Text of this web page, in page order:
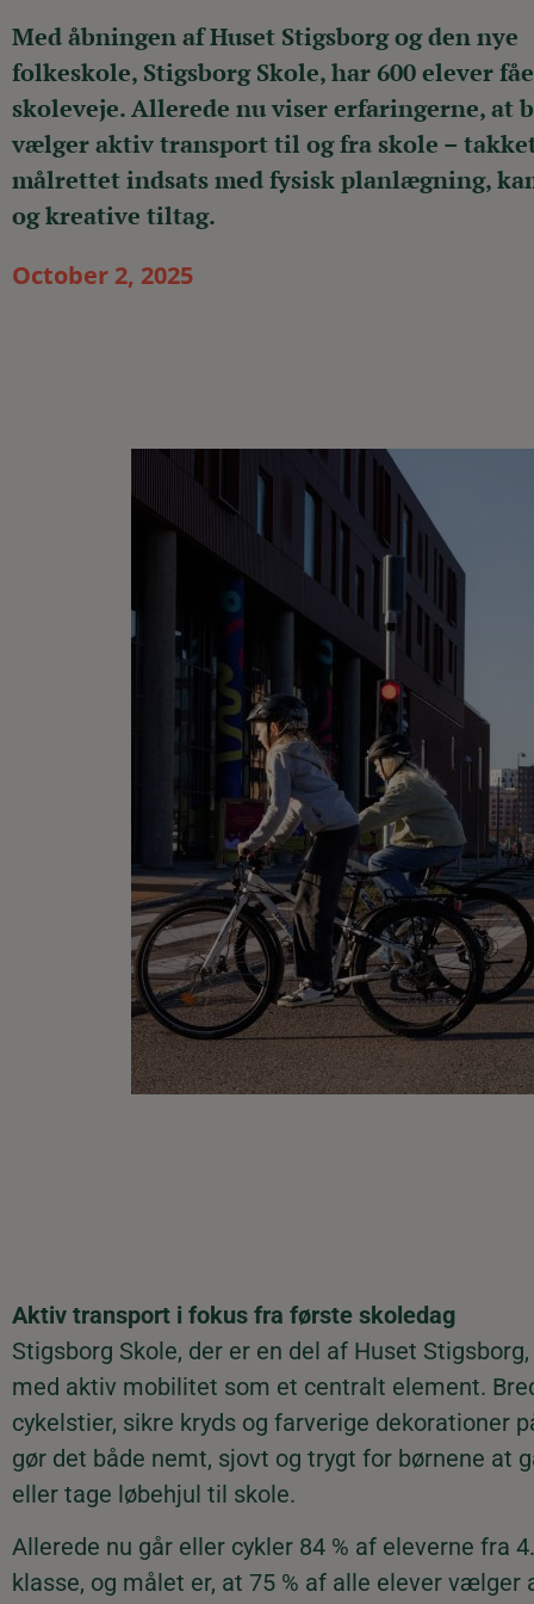
Med åbningen af Huset Stigsborg og den nye
folkeskole, Stigsborg Skole, har 600 elever
skoleveje. Allerede nu viser erfaringerne, at
vælger aktiv transport til og fra skole –
målrettet indsats med fysisk planlægning,
og kreative tiltag.
October 2, 2025
Aktiv transport i fokus fra første skoledag
Stigsborg Skole, der er en del af Huset
med aktiv mobilitet som et centralt element.
cykelstier, sikre kryds og farverige dekorationer
gør det både nemt, sjovt og trygt for børnene at
eller tage løbehjul til skole.
Allerede nu går eller cykler 84 % af eleverne fra
klasse, og målet er, at 75 % af alle elever vælger